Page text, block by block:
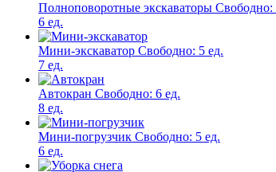
Полноповоротные экскаваторы Свободно:
6 ед.
Мини-экскаватор Свободно: 5 ед.
7 ед.
Автокран Свободно: 6 ед.
8 ед.
Мини-погрузчик Свободно: 5 ед.
6 ед.